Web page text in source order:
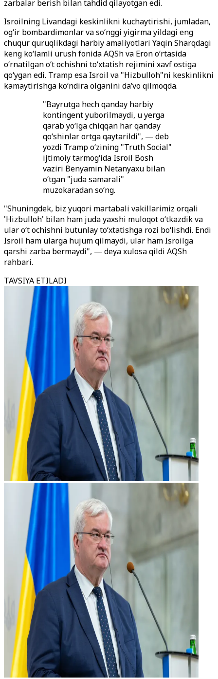
zarbalar berish bilan tahdid qilayotgan edi.
Isroilning Livandagi keskinlikni kuchaytirishi, jumladan,
og‘ir bombardimonlar va so‘nggi yigirma yildagi eng
chuqur quruqlikdagi harbiy amaliyotlari Yaqin Sharqdagi
keng ko‘lamli urush fonida AQSh va Eron o‘rtasida
o‘rnatilgan o‘t ochishni to‘xtatish rejimini xavf ostiga
qo‘ygan edi. Tramp esa Isroil va "Hizbulloh"ni keskinlikni
kamaytirishga ko‘ndira olganini da’vo qilmoqda.
"Bayrutga hech qanday harbiy
kontingent yuborilmaydi, u yerga
qarab yo‘lga chiqqan har qanday
qo‘shinlar ortga qaytarildi", — deb
yozdi Tramp o‘zining "Truth Social"
ijtimoiy tarmog‘ida Isroil Bosh
vaziri Benyamin Netanyaxu bilan
o‘tgan "juda samarali"
muzokaradan so‘ng.
"Shuningdek, biz yuqori martabali vakillarimiz orqali
'Hizbulloh' bilan ham juda yaxshi muloqot o‘tkazdik va
ular o‘t ochishni butunlay to‘xtatishga rozi bo‘lishdi. Endi
Isroil ham ularga hujum qilmaydi, ular ham Isroilga
qarshi zarba bermaydi", — deya xulosa qildi AQSh
rahbari.
TAVSIYA ETILADI